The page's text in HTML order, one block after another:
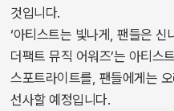
것입니다.
‘아티스트는 빛나게, 팬들은 신
더팩트 뮤직 어워즈’는 아티스
스포트라이트를, 팬들에게는
선사할 예정입니다.